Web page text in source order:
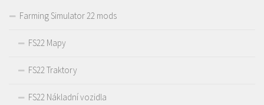
Farming Simulator 22 mods
FS22 Mapy
FS22 Traktory
FS22 Nákladní vozidla